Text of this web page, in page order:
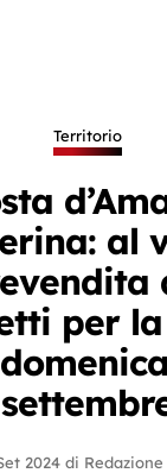
Territorio
al
per
2024 di